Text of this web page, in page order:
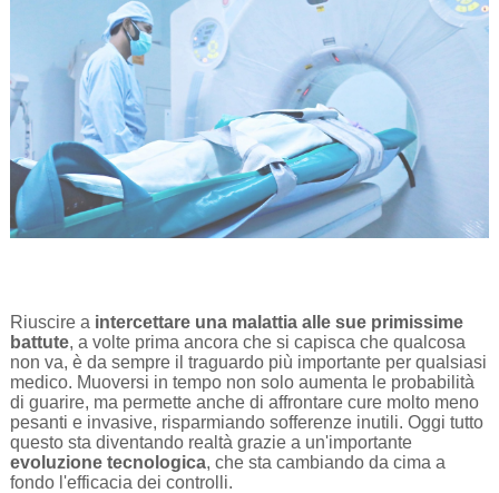
Riuscire a intercettare una malattia alle sue primissime
battute, a volte prima ancora che si capisca che qualcosa
non va, è da sempre il traguardo più importante per qualsiasi
medico. Muoversi in tempo non solo aumenta le probabilità
di guarire, ma permette anche di affrontare cure molto meno
pesanti e invasive, risparmiando sofferenze inutili. Oggi tutto
questo sta diventando realtà grazie a un'importante
evoluzione tecnologica, che sta cambiando da cima a
fondo l'efficacia dei controlli.